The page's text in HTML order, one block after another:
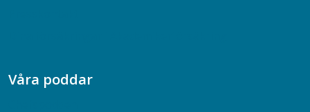
Våra poddar